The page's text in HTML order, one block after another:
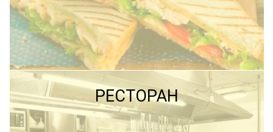
ПОДРОБНЕЕ ПОДРОБНЕЕ
РЕСТОРАН